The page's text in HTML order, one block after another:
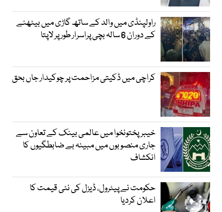
راولپنڈی میں والد کے ساتھ گاڑی میں بیٹھنے
کے دوران 6 سالہ بچی پراسرار طور پر لاپتا
کراچی میں ڈکیتی مزاحمت پر چوکیدار جاں بحق
خیبرپختونخوا میں عالمی بینک کے تعاون سے
جاری منصوبوں میں مبینہ بے ضابطگیوں کا
انکشاف
حکومت نے پیٹرول، ڈیزل کی نئی قیمت کا
اعلان کردیا